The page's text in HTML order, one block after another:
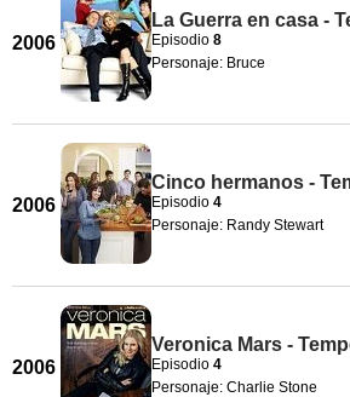
2006
La Guerra en casa -
Episodio 8
Personaje: Bruce
2006
Cinco hermanos -
Episodio 4
Personaje: Randy Stewart
2006
Veronica Mars -
Episodio 4
Personaje: Charlie Stone